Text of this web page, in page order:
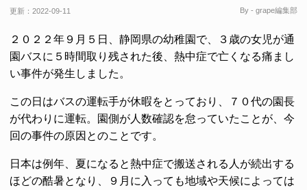
更新： 2022-09-11 By - grape編集部
２０２２年９月５日、静岡県の幼稚園で、３歳の女児が通
園バスに５時間取り残された後、熱中症で亡くなる痛まし
い事件が発生しました。
この日はバスの運転手が休暇をとっており、７０代の園長
が代わりに運転。園側が人数確認を怠っていたことが、今
回の事件の原因とのことです。
日本は例年、夏になると熱中症で搬送される人が続出する
ほどの酷暑となり、９月に入っても地域や天候によっては